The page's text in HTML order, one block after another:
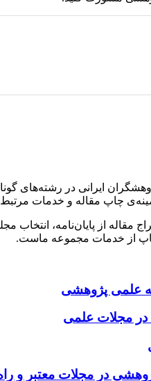
ایرانی در رشته‌های
چاپ مقاله و خدمات
از پایان‌نامه، انتخاب
چاپ از خدمات مجموعه ماست.
علمی پژوهشی
در مجلات علمی
در مجلات معتبر و